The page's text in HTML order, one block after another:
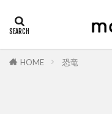
HOME 恐竜